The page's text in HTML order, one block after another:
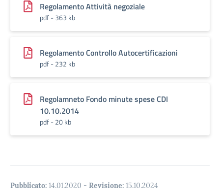
Regolamento Attività negoziale
pdf - 363 kb
Regolamento Controllo Autocertificazioni
pdf - 232 kb
Regolamneto Fondo minute spese CDI
10.10.2014
pdf - 20 kb
Pubblicato: 14.01.2020 - Revisione: 15.10.2024